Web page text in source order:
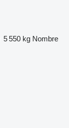
5 550 kg Nombre